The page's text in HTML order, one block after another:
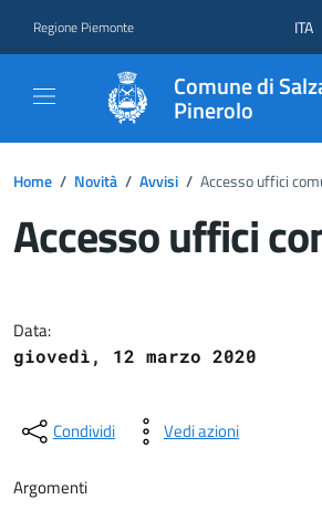
Regione Piemonte ITA
Comune di
Pinerolo
Home / Novità / Avvisi / Accesso uffici
Accesso uffici
Data:
giovedì, 12 marzo 2020
Condividi Vedi azioni
Argomenti